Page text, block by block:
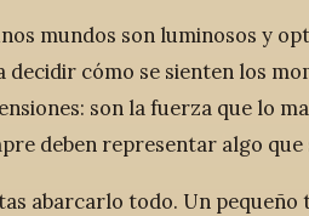
mundos son luminosos y
cómo se sienten los
son la fuerza que lo
deben representar algo
abarcarlo todo. Un